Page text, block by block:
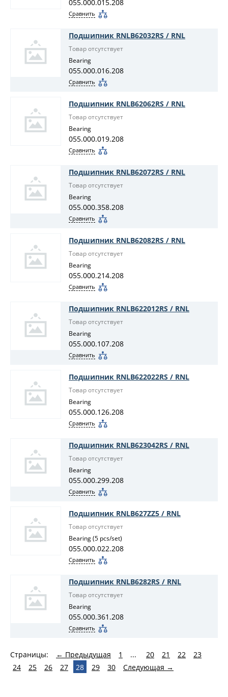
055.000.015.208
Сравнить
Подшипник RNLB62032RS / RNL
Товар отсутствует
Bearing
055.000.016.208
Сравнить
Подшипник RNLB62062RS / RNL
Товар отсутствует
Bearing
055.000.019.208
Сравнить
Подшипник RNLB62072RS / RNL
Товар отсутствует
Bearing
055.000.358.208
Сравнить
Подшипник RNLB62082RS / RNL
Товар отсутствует
Bearing
055.000.214.208
Сравнить
Подшипник RNLB622012RS / RNL
Товар отсутствует
Bearing
055.000.107.208
Сравнить
Подшипник RNLB622022RS / RNL
Товар отсутствует
Bearing
055.000.126.208
Сравнить
Подшипник RNLB623042RS / RNL
Товар отсутствует
Bearing
055.000.299.208
Сравнить
Подшипник RNLB627ZZ5 / RNL
Товар отсутствует
Bearing (5 pcs/set)
055.000.022.208
Сравнить
Подшипник RNLB6282RS / RNL
Товар отсутствует
Bearing
055.000.361.208
Сравнить
Страницы: ← Предыдущая 1 ... 20 21 22
23
24
25 26 27 28 29 30 Следующая →